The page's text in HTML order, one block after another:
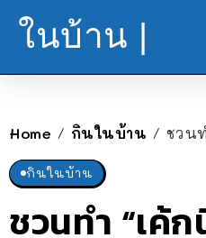
ในบ้าน |
Home / กินในบ้าน / ชวนทำ “เค้กนึ่ง
กินในบ้าน
ชวนทำ “เค้